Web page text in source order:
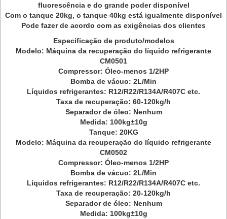
fluorescência e do grande poder disponível
Com o tanque 20kg, o tanque 40kg está igualmente disponível
Pode fazer de acordo com as exigências dos clientes
Especificação de produto/modelos
Modelo: Máquina da recuperação do líquido refrigerante
CM0501
Compressor: Óleo-menos 1/2HP
Bomba de vácuo: 2L/Min
Líquidos refrigerantes: R12/R22/R134A/R407C etc.
Taxa de recuperação: 60-120kg/h
Separador de óleo: Nenhum
Medida: 100kg±10g
Tanque: 20KG
Modelo: Máquina da recuperação do líquido refrigerante
CM0502
Compressor: Óleo-menos 1/2HP
Bomba de vácuo: 2L/Min
Líquidos refrigerantes: R12/R22/R134A/R407C etc.
Taxa de recuperação: 20-120kg/h
Separador de óleo: Nenhum
Medida: 100kg±10g